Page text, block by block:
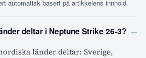
automatisk basert på artikkelens innhold.
deltar i Neptune Strike 26-3? –
länder deltar: Sverige,